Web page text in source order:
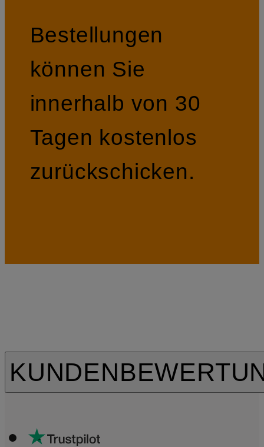
Bestellungen
können Sie
innerhalb von 30
Tagen kostenlos
zurückschicken.